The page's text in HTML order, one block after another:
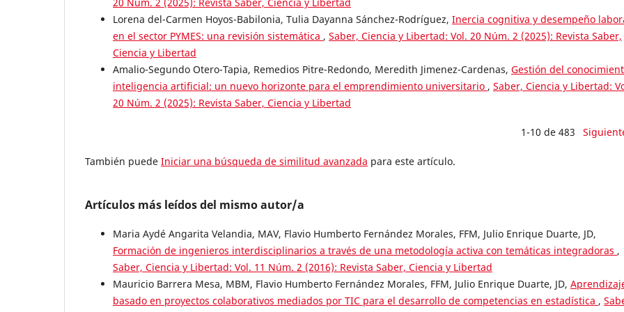
Lorena del-Carmen Hoyos-Babilonia, Tulia Dayanna Sánchez-Rodríguez, Inercia cognitiva y desempeño
en el sector PYMES: una revisión sistemática , Saber, Ciencia y Libertad: Vol. 20 Núm. 2 (2025): Revista Saber,
Ciencia y Libertad
Amalio-Segundo Otero-Tapia, Remedios Pitre-Redondo, Meredith Jimenez-Cardenas, Gestión del
inteligencia artificial: un nuevo horizonte para el emprendimiento universitario , Saber, Ciencia y Libertad:
20 Núm. 2 (2025): Revista Saber, Ciencia y Libertad
1-10 de 483
También puede Iniciar una búsqueda de similitud avanzada para este artículo.
Artículos más leídos del mismo autor/a
Maria Aydé Angarita Velandia, MAV, Flavio Humberto Fernández Morales, FFM, Julio Enrique Duarte, JD,
Formación de ingenieros interdisciplinarios a través de una metodología activa con temáticas integradoras ,
Saber, Ciencia y Libertad: Vol. 11 Núm. 2 (2016): Revista Saber, Ciencia y Libertad
Mauricio Barrera Mesa, MBM, Flavio Humberto Fernández Morales, FFM, Julio Enrique Duarte, JD,
basado en proyectos colaborativos mediados por TIC para el desarrollo de competencias en estadística ,